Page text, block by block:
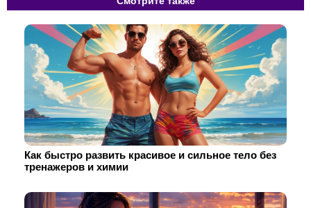
Как быстро развить красивое и сильное тело без
тренажеров и химии